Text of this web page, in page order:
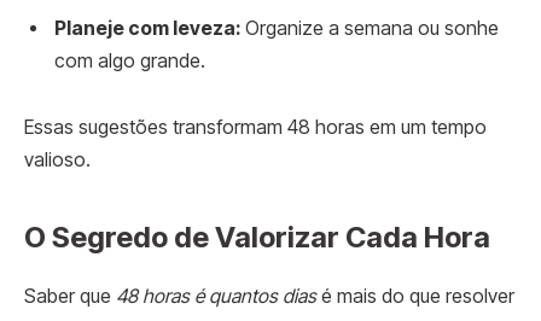
Planeje com leveza: Organize a semana ou sonhe
com algo grande.
Essas sugestões transformam 48 horas em um tempo
valioso.
O Segredo de Valorizar Cada Hora
Saber que 48 horas é quantos diasé mais do que resolver